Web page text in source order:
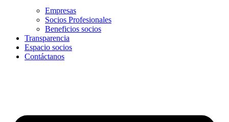
Empresas
Socios Profesionales
Beneficios socios
Transparencia
Espacio socios
Contáctanos